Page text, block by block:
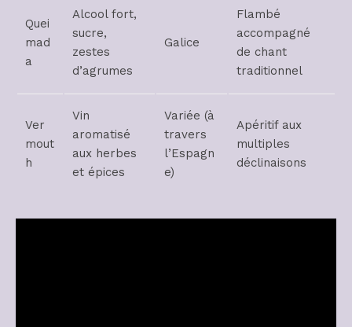
Quei
mad
a
Alcool fort,
sucre,
zestes
d’agrumes
Galice
Flambé
accompagné
de chant
traditionnel
Ver
mout
h
Vin
aromatisé
aux herbes
et épices
Variée (à
travers
l’Espagn
e)
Apéritif aux
multiples
déclinaisons